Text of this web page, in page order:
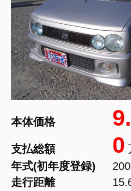
本体価格
支払総額 0
年式(初年度登録)
走行距離